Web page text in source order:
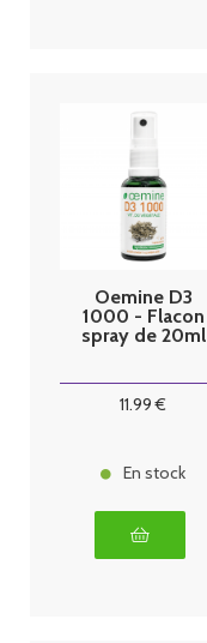
Oemine D3
1000 - Flacon
spray de 20ml
11.99 €
En stock